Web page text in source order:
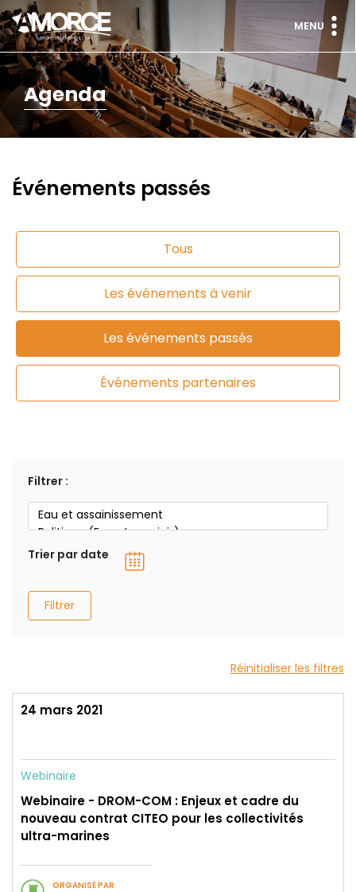
MENU
Agenda
Événements passés
Tous
Les événements à venir
Les événements passés
Événements partenaires
Filtrer :
Trier par date
Filtrer
Réinitialiser les filtres
24 mars 2021
Webinaire
Webinaire - DROM-COM : Enjeux et cadre du
nouveau contrat CITEO pour les collectivités
ultra-marines
ORGANISÉ PAR